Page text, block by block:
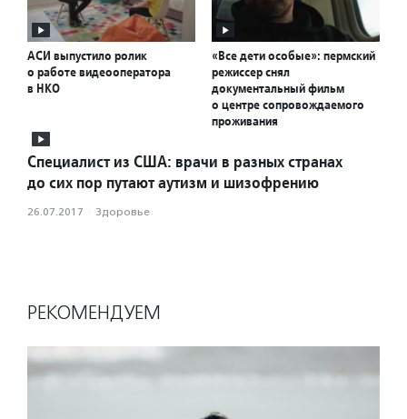
АСИ выпустило ролик
о работе видеооператора
в НКО
«Все дети особые»: пермский
режиссер снял
документальный фильм
о центре сопровождаемого
проживания
Специалист из США: врачи в разных странах
до сих пор путают аутизм и шизофрению
26.07.2017 · Здоровье
РЕКОМЕНДУЕМ